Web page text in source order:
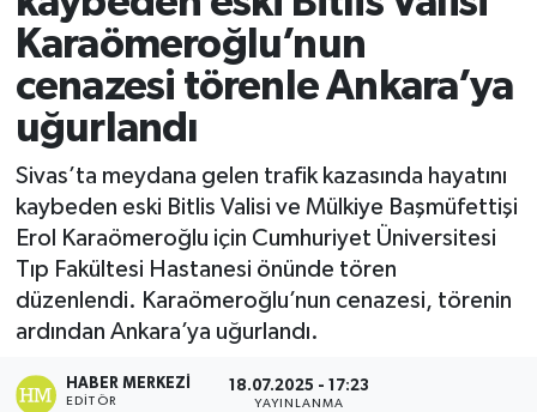
Karaömeroğlu’nun
cenazesi törenle Ankara’ya
uğurlandı
Sivas’ta meydana gelen trafik kazasında hayatını
kaybeden eski Bitlis Valisi ve Mülkiye Başmüfettişi
Erol Karaömeroğlu için Cumhuriyet Üniversitesi
Tıp Fakültesi Hastanesi önünde tören
düzenlendi. Karaömeroğlu’nun cenazesi, törenin
ardından Ankara’ya uğurlandı.
HABER MERKEZI
EDITÖR
18.07.2025 - 17:23
YAYINLANMA
Ekonomi
Sağlık
Tokat Haber